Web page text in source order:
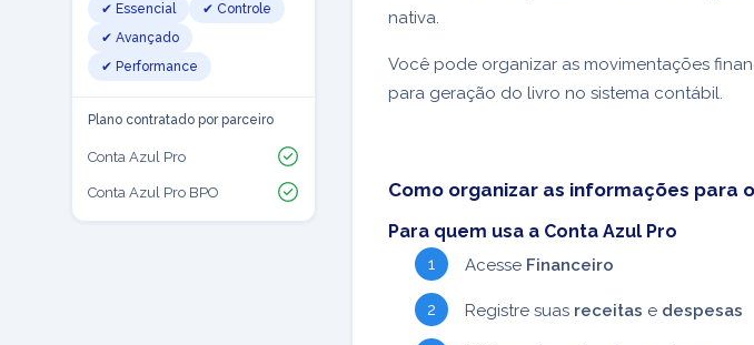
✔ Essencial
✔ Controle
✔ Avançado
✔ Performance
Plano contratado por parceiro
Conta Azul Pro
Conta Azul Pro BPO
nativa.
Você pode organizar as movimentações
para geração do livro no sistema contábil.
Como organizar as informações para o
Para quem usa a Conta Azul Pro
Acesse Financeiro
Registre suas receitas e despesas